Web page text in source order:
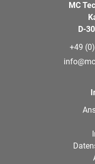
MC
D-
+49